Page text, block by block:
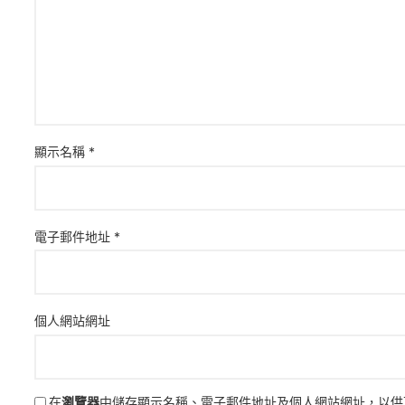
顯示名稱 *
電子郵件地址 *
個人網站網址
在瀏覽器中儲存顯示名稱、電子郵件地址及個人網站網址，以